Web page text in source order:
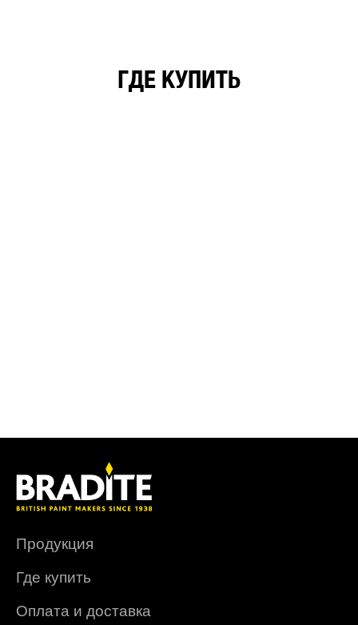
ГДЕ КУПИТЬ
Продукция
Где купить
Оплата и доставка